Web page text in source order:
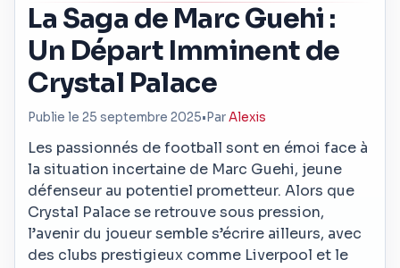
La Saga de Marc Guehi :
Un Départ Imminent de
Crystal Palace
Publie le 25 septembre 2025• ParAlexis
Les passionnés de football sont en émoi face à
la situation incertaine de Marc Guehi, jeune
défenseur au potentiel prometteur. Alors que
Crystal Palace se retrouve sous pression,
l’avenir du joueur semble s’écrire ailleurs, avec
des clubs prestigieux comme Liverpool et le